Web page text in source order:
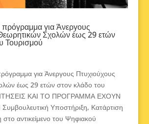
για Άνεργους
Σχολών έως 29 ετών
Τουρισμού
για Άνεργους Πτυχιούχους
έως 29 ετών στον κλάδο του
ΚΑΙ ΤΟ ΠΡΟΓΡΑΜΜΑ ΕΧΟΥΝ
Υποστήριξη, Κατάρτιση
στο αντικείμενο του Ψηφιακού